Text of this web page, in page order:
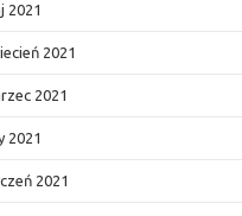
2021
2021
2021
2021
2021